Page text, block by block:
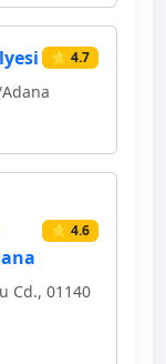
⭐ 4.7
⭐ 4.6
Cd., 01140